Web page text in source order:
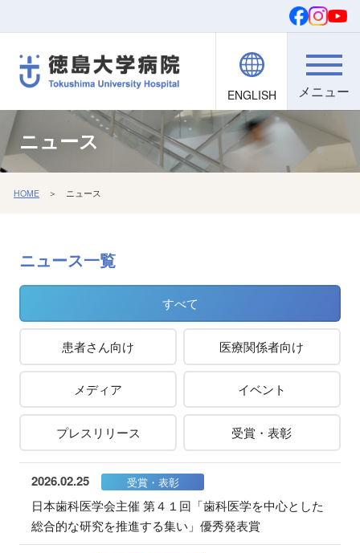
ご寄付
ENGLISH 検索
院内職員向け
文字・背景
ニュース
HOME ＞ ニュース
ニュース一覧
すべて
患者さん向け 医療関係者向け
メディア イベント
プレスリリース 受賞・表彰
2026.02.25 受賞・表彰
日本歯科医学会主催 第４１回「歯科医学を中心とした
総合的な研究を推進する集い」優秀発表賞